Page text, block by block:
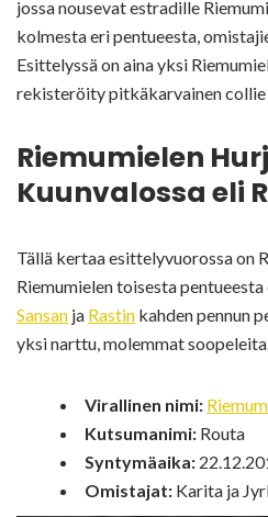
jossa nousevat estradille
kolmesta eri pentueesta,
Esittelyssä on aina yksi
rekisteröity pitkäkarvainen collie
Riemumielen
Kuunvalossa eli
Tällä kertaa esittelyvuorossa on
Riemumielen toisesta pentueesta
Sansan ja Rastin kahden pennun
yksi narttu, molemmat
Virallinen nimi:
Kutsumanimi: Routa
Syntymäaika:
Omistajat: Karita ja